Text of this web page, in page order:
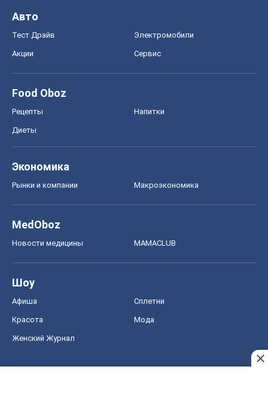
Авто
Тест Драйв Электромобили
Акции Сервис
Food Oboz
Рецепты Напитки
Диеты
Экономика
Рынки и компании Mакроэкономика
MedOboz
Новости медицины MAMACLUB
Шоу
Афиша Сплетни
Красота Мода
Женский Журнал